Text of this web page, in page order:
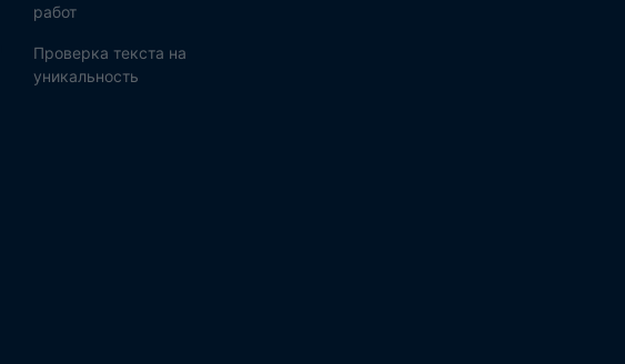
работ
Проверка текста на
уникальность